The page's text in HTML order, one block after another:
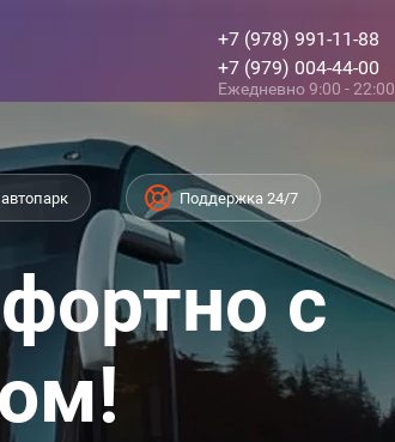
+7 (978) 991-11-88
+7 (979) 004-44-00
Ежедневно 9:00 - 22:00
Поддержка 24/7
с